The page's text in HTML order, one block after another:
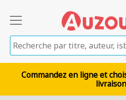
Commandez en ligne et
livraison